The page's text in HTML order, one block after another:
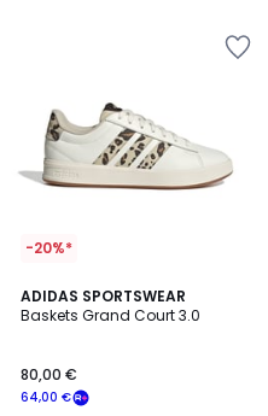
-20%*
ADIDAS SPORTSWEAR
Baskets Grand Court 3.0
64,00 €
80,00 €
4,8
/ 5